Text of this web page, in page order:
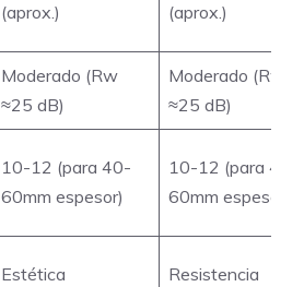
(aprox.)
(aprox.)
Moderado (Rw​
≈25 dB)
Moderado (Rw​
≈25 dB)
10-12 (para 40-
60mm espesor)
10-12 (para 40-
60mm espesor)
Estética
Resistencia